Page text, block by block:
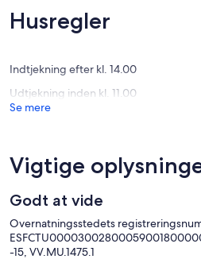
WiFi
!
Puerto
de
Mazarron
Enestående,
(15
Husregler
Indtjekning efter kl. 14.00
Udtjekning inden kl. 11.00
Se mere
Vigtige
Godt at vide
Overnatningsstedets
-15, VV.MU.1475.1